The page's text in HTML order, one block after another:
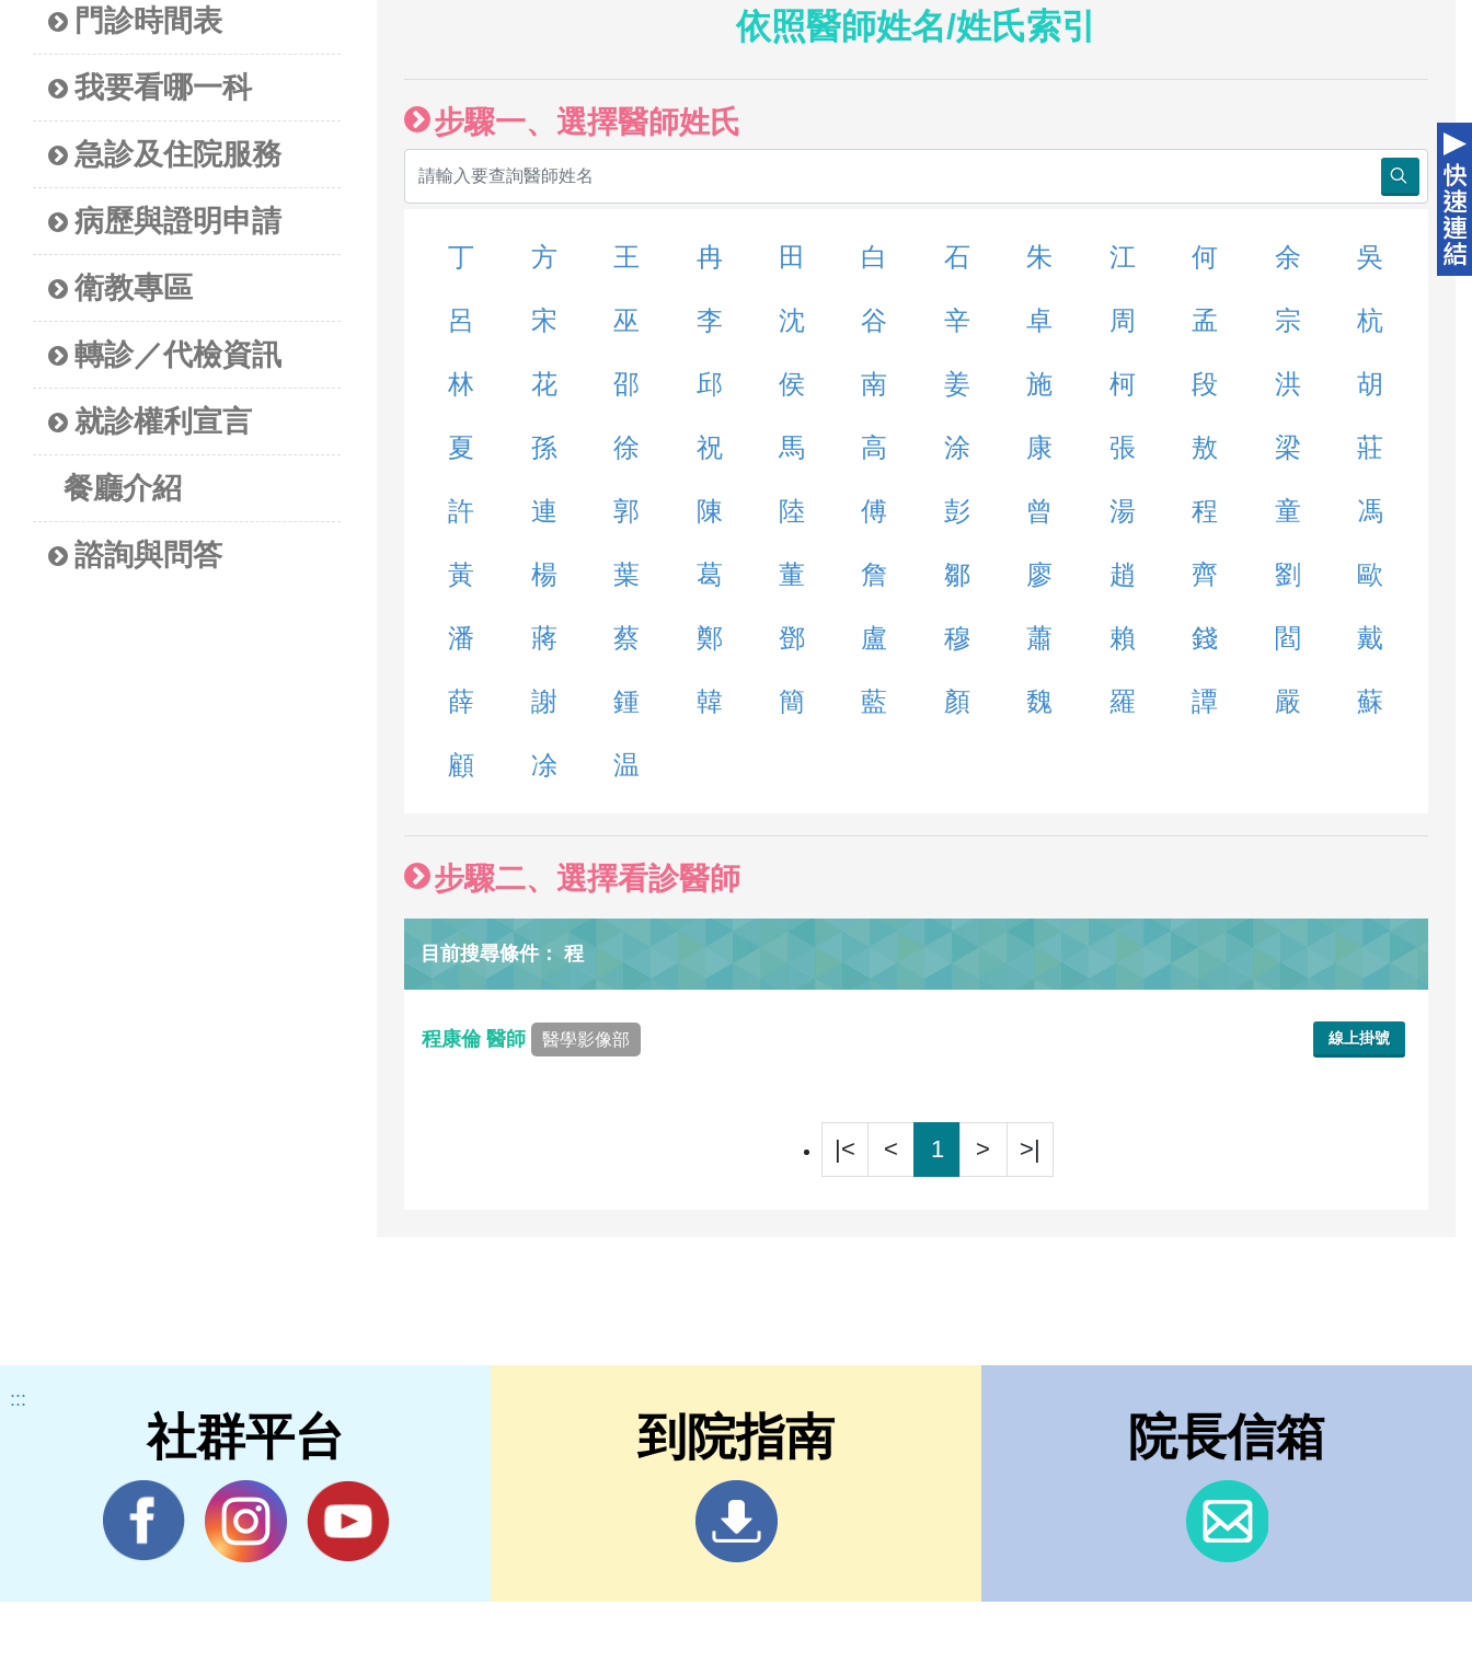
門診時間表
我要看哪一科
急診及住院服務
病歷與證明申請
衛教專區
轉診／代檢資訊
就診權利宣言
餐廳介紹
諮詢與問答
依照醫師姓名/姓氏索引
步驟一、選擇醫師姓氏
丁 方 王 冉 田 白 石 朱 江 何 余 吳
呂 宋 巫 李 沈 谷 辛 卓 周 孟 宗 杭
林 花 邵 邱 侯 南 姜 施 柯 段 洪 胡
夏 孫 徐 祝 馬 高 涂 康 張 敖 梁 莊
許 連 郭 陳 陸 傅 彭 曾 湯 程 童 馮
黃 楊 葉 葛 董 詹 鄒 廖 趙 齊 劉 歐
潘 蔣 蔡 鄭 鄧 盧 穆 蕭 賴 錢 閻 戴
薛 謝 鍾 韓 簡 藍 顏 魏 羅 譚 嚴 蘇
顧 凃 温
步驟二、選擇看診醫師
目前搜尋條件： 程
程康倫 醫師 醫學影像部 線上掛號
|< < 1 > >|
:::
社群平台 到院指南 院長信箱